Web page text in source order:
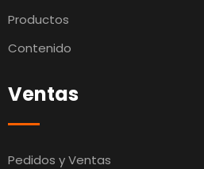
Productos
Contenido
Ventas
Pedidos y Ventas